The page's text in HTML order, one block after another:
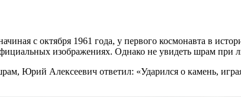
с октября 1961 года, у первого космонавта в
изображениях. Однако не увидеть шрам
Юрий Алексеевич ответил: «Ударился о камень,